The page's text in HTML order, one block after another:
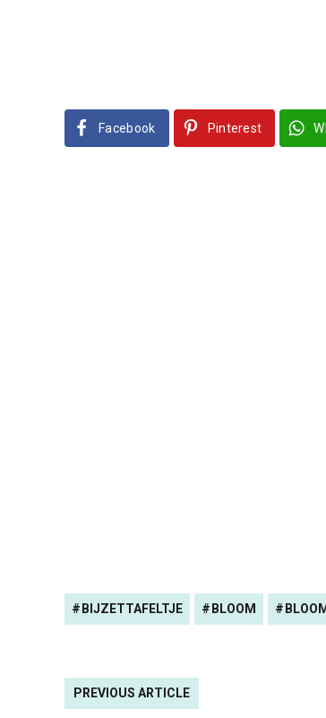
Facebook Pinterest
BIJZETTAFELTJE BLOOM
PREVIOUS ARTICLE